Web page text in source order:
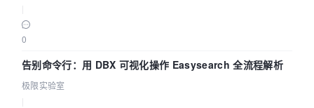
0
告别命令行：用 DBX 可视化操作 Easysearch 全流程解析
极限实验室